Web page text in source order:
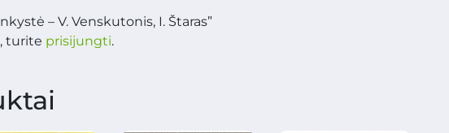
– V. Venskutonis, I. Štaras”
turite prisijungti.